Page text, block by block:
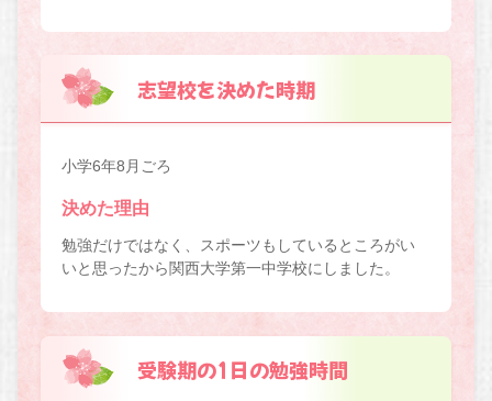
志望校を決めた時期
小学6年8月ごろ
決めた理由
勉強だけではなく、スポーツもしているところがい
いと思ったから関西大学第一中学校にしました。
受験期の1日の勉強時間